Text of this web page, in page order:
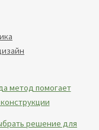
метод помогает
решение для